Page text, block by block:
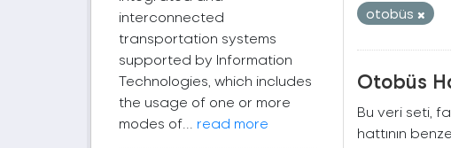
interconnected
transportation systems
supported by Information
Technologies, which includes
the usage of one or more
modes of... read more
otobüs
Otobüs
Bu veri seti,
hattının